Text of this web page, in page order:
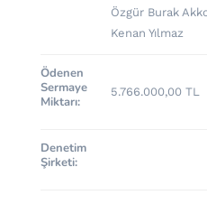
Özgür Burak
Kenan Yılmaz
Ödenen
Sermaye
Miktarı:
5.766.000,00 TL
Denetim
Şirketi: